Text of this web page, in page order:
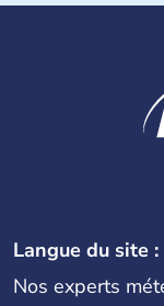
Chypriotes
La superficie
Langue du site :
Nos experts